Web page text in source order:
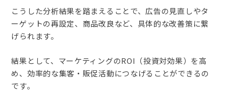
こうした分析結果を踏まえることで、広告の見直しやタ
ーゲットの再設定、商品改良など、具体的な改善策に繋
げられます。
結果として、マーケティングのROI（投資対効果）を高
め、効率的な集客・販促活動につなげることができるの
です。